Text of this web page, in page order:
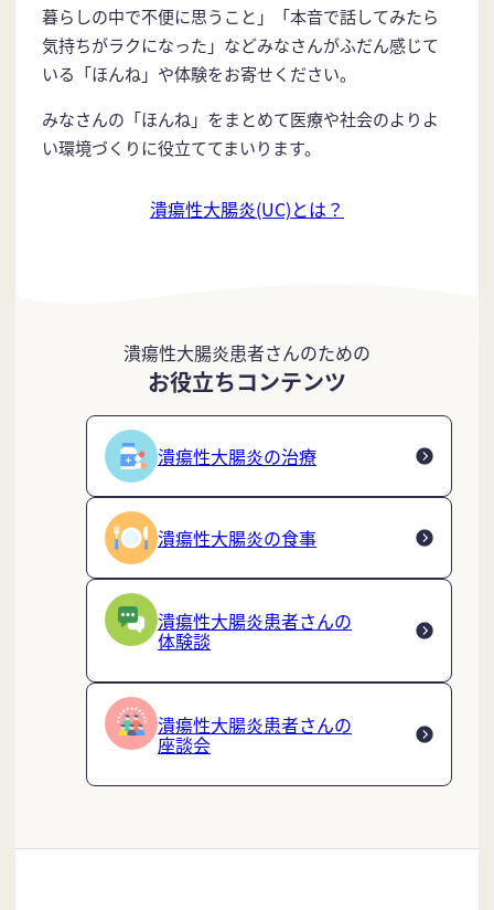
暮らしの中で不便に思うこと」「本音で話してみたら
気持ちがラクになった」などみなさんがふだん感じて
いる「ほんね」や体験をお寄せください。
みなさんの「ほんね」をまとめて医療や社会のよりよ
い環境づくりに役立ててまいります。
潰瘍性大腸炎(UC)とは？
潰瘍性大腸炎患者さんのための
お役立ちコンテンツ
潰瘍性大腸炎の治療
潰瘍性大腸炎の食事
潰瘍性大腸炎患者さんの
体験談
潰瘍性大腸炎患者さんの
座談会